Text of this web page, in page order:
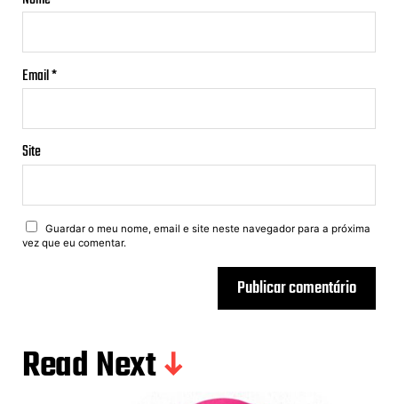
Email*
Site
Guardar o meu nome, email e site neste navegador para a próxima
vez que eu comentar.
Read Next